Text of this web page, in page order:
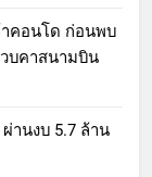
คอนโด ก่อนพบ
วบคาสนามบิน
านงบ 5.7 ล้าน